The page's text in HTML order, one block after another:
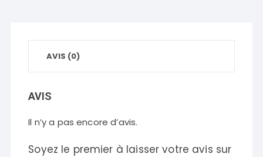
AVIS (0)
AVIS
Il n’y a pas encore d’avis.
Soyez le premier à laisser votre avis sur